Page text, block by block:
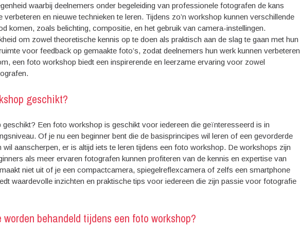
waarbij deelnemers onder begeleiding van professionele fotografen de kans
verbeteren en nieuwe technieken te leren. Tijdens zo’n workshop kunnen verschillende
komen, zoals belichting, compositie, en het gebruik van camera-instellingen.
om zowel theoretische kennis op te doen als praktisch aan de slag te gaan met hun
voor feedback op gemaakte foto’s, zodat deelnemers hun werk kunnen verbeteren
een foto workshop biedt een inspirerende en leerzame ervaring voor zowel
geschikt?
Een foto workshop is geschikt voor iedereen die geïnteresseerd is in
Of je nu een beginner bent die de basisprincipes wil leren of een gevorderde
aanscherpen, er is altijd iets te leren tijdens een foto workshop. De workshops zijn
als meer ervaren fotografen kunnen profiteren van de kennis en expertise van
niet uit of je een compactcamera, spiegelreflexcamera of zelfs een smartphone
waardevolle inzichten en praktische tips voor iedereen die zijn passie voor fotografie
behandeld tijdens een foto workshop?